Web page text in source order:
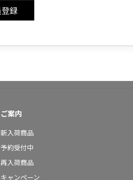
ご案内
新入荷商品
予約受付中
再入荷商品
キャンペーン